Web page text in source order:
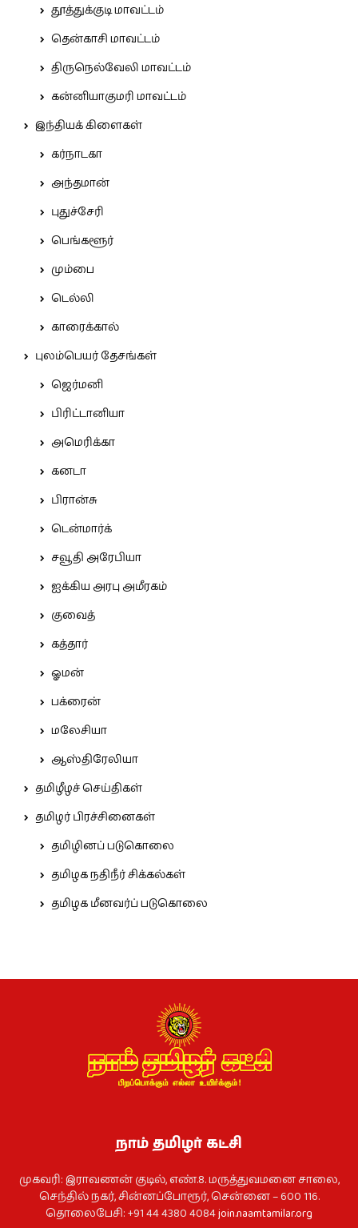
தூத்துக்குடி மாவட்டம்
தென்காசி மாவட்டம்
திருநெல்வேலி மாவட்டம்
கன்னியாகுமரி மாவட்டம்
இந்தியக் கிளைகள்
கர்நாடகா
அந்தமான்
புதுச்சேரி
பெங்களூர்
மும்பை
டெல்லி
காரைக்கால்
புலம்பெயர் தேசங்கள்
ஜெர்மனி
பிரிட்டானியா
அமெரிக்கா
கனடா
பிரான்சு
டென்மார்க்
சவூதி அரேபியா
ஐக்கிய அரபு அமீரகம்
குவைத்
கத்தார்
ஓமன்
பக்ரைன்
மலேசியா
ஆஸ்திரேலியா
தமிழீழச் செய்திகள்
தமிழர் பிரச்சினைகள்
தமிழினப் படுகொலை
தமிழக நதிநீர் சிக்கல்கள்
தமிழக மீனவர்ப் படுகொலை
நாம் தமிழர் கட்சி
முகவரி: இராவணன் குடில், எண்.8. மருத்துவமனை சாலை,
செந்தில் நகர், சின்னப்போரூர், சென்னை – 600 116.
தொலைபேசி: +91 44 4380 4084join.naamtamilar.org